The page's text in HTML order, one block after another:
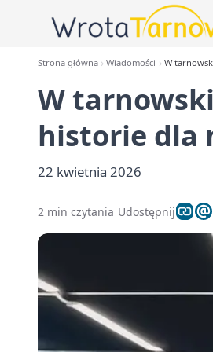
Strona główna Wiadomości W
W
historie dla
22 kwietnia 2026
2 min czytania Udostępnij